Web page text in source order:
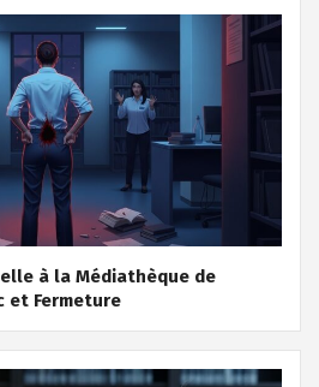
à la Médiathèque de
et Fermeture